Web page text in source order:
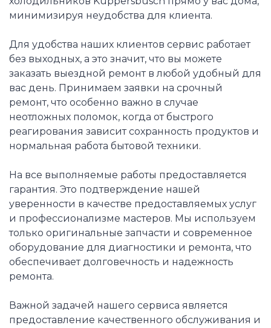
минимизируя неудобства для клиента.
Для удобства наших клиентов сервис работает
без выходных, а это значит, что вы можете
заказать выездной ремонт в любой удобный для
вас день. Принимаем заявки на срочный
ремонт, что особенно важно в случае
неотложных поломок, когда от быстрого
реагирования зависит сохранность продуктов и
нормальная работа бытовой техники.
На все выполняемые работы предоставляется
гарантия. Это подтверждение нашей
уверенности в качестве предоставляемых услуг
и профессионализме мастеров. Мы используем
только оригинальные запчасти и современное
оборудование для диагностики и ремонта, что
обеспечивает долговечность и надежность
ремонта.
Важной задачей нашего сервиса является
предоставление качественного обслуживания и